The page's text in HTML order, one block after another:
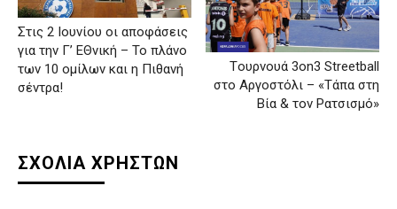
Στις 2 Ιουνίου οι αποφάσεις
για την Γ’ ΕΘνική – Το πλάνο
των 10 ομίλων και η Πιθανή
σέντρα!
Tουρνουά 3on3 Streetball
στο Αργοστόλι – «Τάπα στη
Βία & τον Ρατσισμό»
ΣΧΟΛΙΑ ΧΡΗΣΤΩΝ